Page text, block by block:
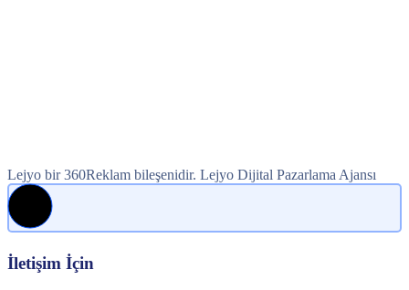
Lejyo bir 360Reklam bileşenidir. Lejyo Dijital Pazarlama Ajansı
İletişim İçin